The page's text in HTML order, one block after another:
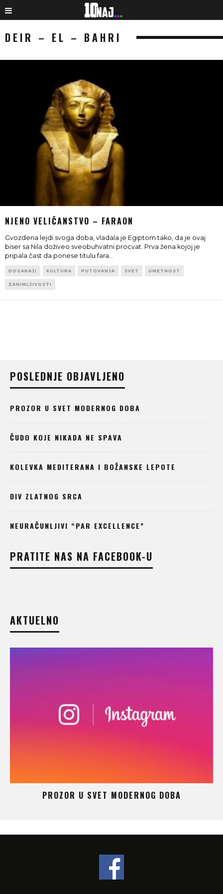
DEIR – EL – BAHRI
NJENO VELIČANSTVO – FARAON
Gvozdena lejdi svoga doba, vladala je Egiptom tako, da je ovaj
biser sa Nila doživeo sveobuhvatni procvat. Prva žena kojoj je
pripala čast da ponese titulu fara
DOGAĐAJI KULTURA PUTOVANJA SVET UMETNOST
ZANIMLJIVOSTI
POSLEDNJE OBJAVLJENO
PROZOR U SVET MODERNOG DOBA
ČUDO KOJE NIKADA NE SPAVA
KOLEVKA MEDITERANA I BOŽANSKE LEPOTE
DIV ZLATNOG SRCA
NEURAČUNLJIVI “PAR EXCELLENCE”
PRATITE NAS NA FACEBOOK-U
AKTUELNO
PROZOR U SVET MODERNOG DOBA